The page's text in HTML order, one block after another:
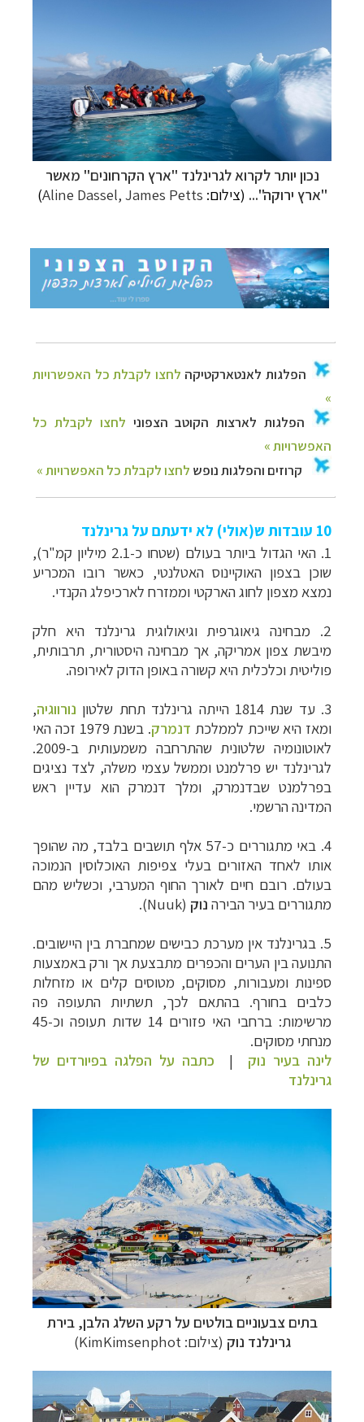
נכון יותר לקרוא לגרינלנד "ארץ הקרחונים" מאשר
"ארץ ירוקה"... (צילום: Aline Dassel, James Petts
)
10 עובדות ש(אולי) לא ידעתם על גרינלנד
1. האי הגדול ביותר בעולם (שטחו כ-2.1 מיליון קמ"ר),
שוכן בצפון האוקיינוס האטלנטי, כאשר רובו המכריע
נמצא מצפון לחוג הארקטי וממזרח לארכיפלג הקנדי.
2. מבחינה גיאוגרפית וגיאולוגית גרינלנד היא חלק
מיבשת צפון אמריקה, אך מבחינה היסטורית, תרבותית,
פוליטית וכלכלית היא קשורה באופן הדוק לאירופה.
3. עד שנת 1814 הייתה גרינלנד תחת שלטון
נורווגיה,
ומאז היא שייכת לממלכת דנמרק
. בשנת 1979 זכה האי
לאוטונומיה שלטונית שהתרחבה משמעותית ב-2009.
לגרינלנד יש פרלמנט וממשל עצמי משלה, לצד נציגים
בפרלמנט שבדנמרק, ומלך דנמרק הוא עדיין ראש
המדינה הרשמי.
4.
באי מתגוררים כ-57 אלף תושבים בלבד, מה שהופך
אותו לאחד האזורים בעלי צפיפות האוכלוסין הנמוכה
בעולם. רובם חיים לאורך החוף המערבי, וכשליש מהם
מתגוררים בעיר הבירה נוק (
Nuuk
).
5. בגרינלנד אין מערכת כבישים שמחברת בין היישובים.
התנועה בין הערים והכפרים מתבצעת אך ורק באמצעות
ספינות ומעבורות, מסוקים, מטוסים קלים או מזחלות
כלבים בחורף. בהתאם לכך, תשתיות התעופה פה
מרשימות: ברחבי האי פזורים 14 שדות תעופה וכ-45
מנחתי מסוקים.
לינה בעיר נוק | כתבה על הפלגה בפיורדים של
גרינלנד
בתים צבעוניים בולטים על רקע השלג הלבן, בירת
גרינלנד נוק (צילום: KimKimsenphot)